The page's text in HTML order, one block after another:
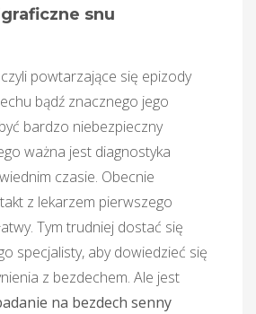
snu
czyli powtarzające się epizody
bądź znacznego jego
bardzo niebezpieczny
ważna jest diagnostyka
czasie. Obecnie
z lekarzem pierwszego
Tym trudniej dostać się
specjalisty, aby dowiedzieć się
z bezdechem. Ale jest
na bezdech senny